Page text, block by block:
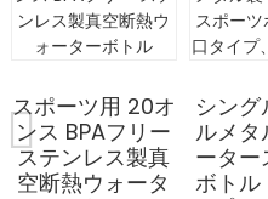
スポーツ用 20オ
ンス BPAフリー
ステンレス製真
空断熱ウォータ
シン
ルメタ
ーター
ボトル